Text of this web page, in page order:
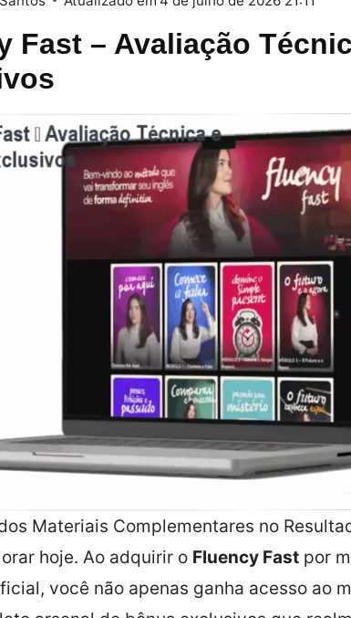
Fast – Avaliação
Materiais Complementares no
hoje. Ao adquirir o Fluency Fastpor
você não apenas ganha acesso ao